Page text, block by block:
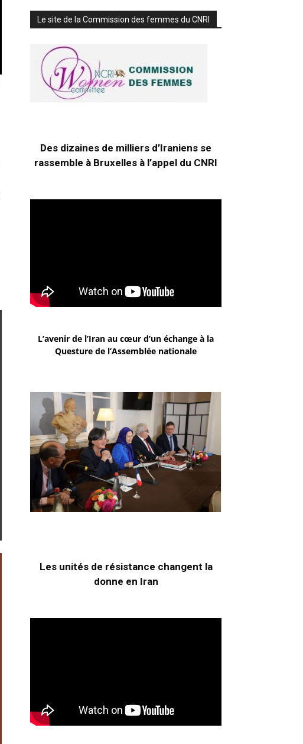
Le site de la Commission des femmes du CNRI
Des dizaines de milliers d’Iraniens se
rassemble à Bruxelles à l’appel du CNRI
L’avenir de l’Iran au cœur d’un échange à la
Questure de l’Assemblée nationale
Les unités de résistance changent la
donne en Iran